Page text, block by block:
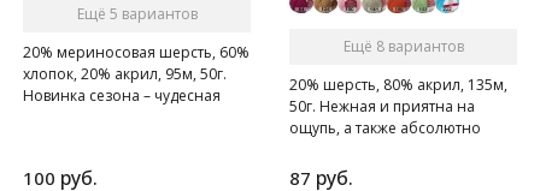
Ещё 5 вариантов
20% мериносовая шерсть, 60%
хлопок, 20% акрил, 95м, 50г.
Новинка сезона – чудесная
100 руб.
Ещё 8 вариантов
20% шерсть, 80% акрил, 135м,
50г. Нежная и приятна на
ощупь, а также абсолютно
87 руб.